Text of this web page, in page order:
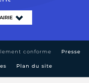
conforme Presse
Plan du site